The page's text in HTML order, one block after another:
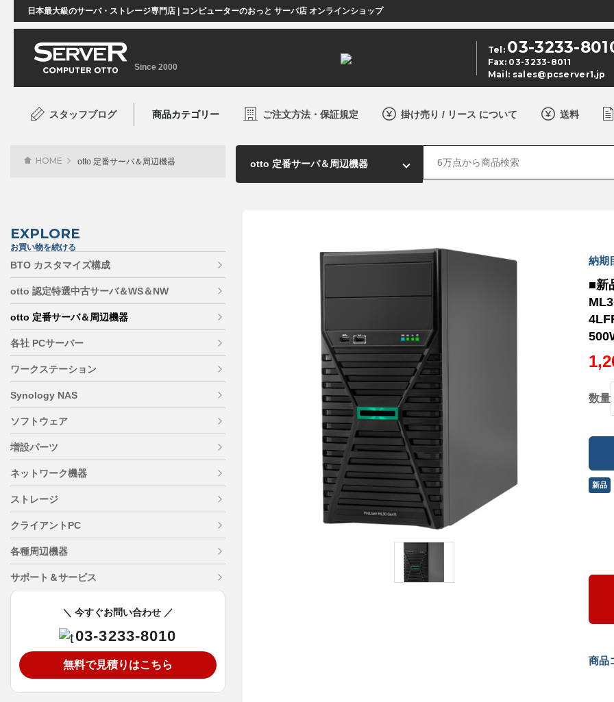
日本最大級のサーバ・ストレージ専門店 | コンピューターのおっと サーバ店 オンラインショップ
Since 2000
Tel: 03-3233-
Fax: 03-3233-8011
Mail: sales@pcserver1.jp
スタッフブログ 商品カテゴリー ご注文方法・保証規定 掛け売り / リース について 送料
納期
■新
数量
新品
商品
HOME otto 定番サーバ＆周辺機器
EXPLORE
お買い物を続ける
BTO カスタマイズ構成
otto 認定特選中古サーバ＆WS＆NW
otto 定番サーバ＆周辺機器
各社 PCサーバー
ワークステーション
Synology NAS
ソフトウェア
増設パーツ
ネットワーク機器
ストレージ
クライアントPC
各種周辺機器
サポート＆サービス
＼ 今すぐお問い合わせ ／
03-3233-8010
無料で見積りはこちら